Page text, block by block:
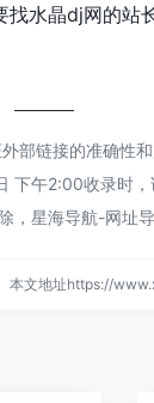
水晶dj网的站
部链接的准确性
下午2:00收录时
星海导航-网址
本文地址https://